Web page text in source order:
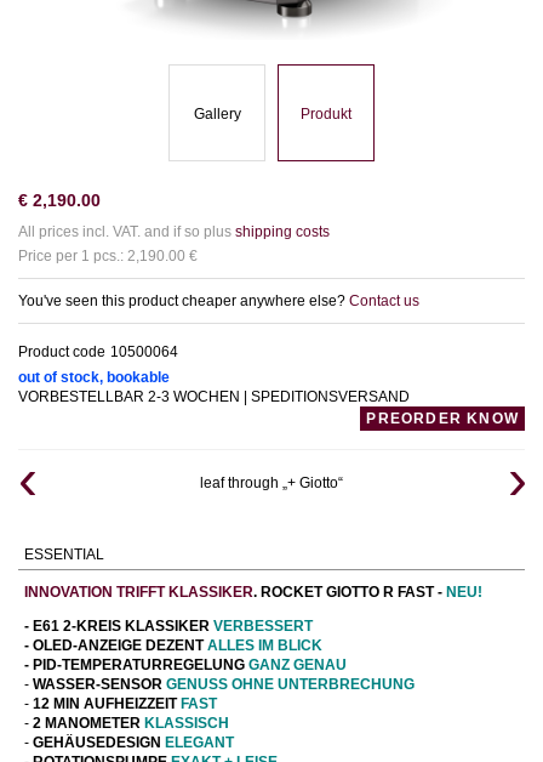
Gallery Produkt
€ 2,190.00
All prices incl. VAT. and if so plus shipping costs
Price per 1 pcs.: 2,190.00 €
You've seen this product cheaper anywhere else? Contact us
Product code 10500064
out of stock, bookable
VORBESTELLBAR 2-3 WOCHEN | SPEDITIONSVERSAND
PREORDER KNOW
leaf through „+ Giotto“
ESSENTIAL
INNOVATION TRIFFT KLASSIKER. ROCKET GIOTTO R FAST - NEU!
- E61 2-KREIS KLASSIKER VERBESSERT
- OLED-ANZEIGE DEZENTALLES IM BLICK
- PID-TEMPERATURREGELUNG GANZ GENAU
- WASSER-SENSOR GENUSS OHNE UNTERBRECHUNG
- 12 MIN AUFHEIZZEITFAST
- 2 MANOMETER KLASSISCH
- GEHÄUSEDESIGN ELEGANT